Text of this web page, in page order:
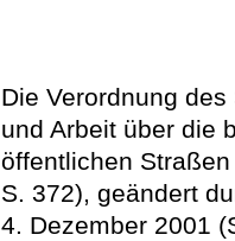
Die Verordnung
und Arbeit über die
öffentlichen Straßen
S. 372), geändert
4. Dezember 2001